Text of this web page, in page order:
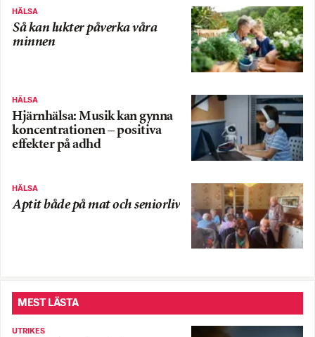
HÄLSA
Så kan lukter påverka våra
minnen
HÄLSA
Hjärnhälsa: Musik kan gynna
koncentrationen – positiva
effekter på adhd
HÄLSA
Aptit både på mat och seniorliv
MEST LÄSTA
UTRIKES